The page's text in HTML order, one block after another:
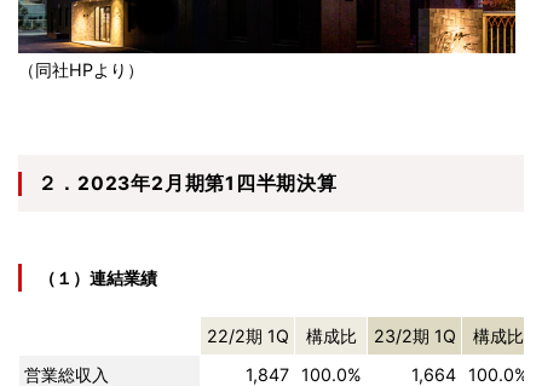
（同社HPより）
２．2023年2月期第1四半期決算
（１）連結業績
22/2期 1Q 構成比 23/2期 1Q 構成比
営業総収入
1,847 100.0% 1,664
100.0%